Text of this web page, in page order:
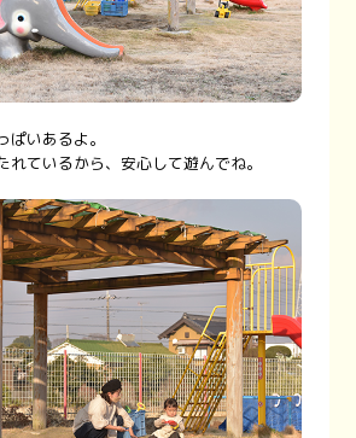
ぱいあるよ。
れているから、安心して遊んでね。